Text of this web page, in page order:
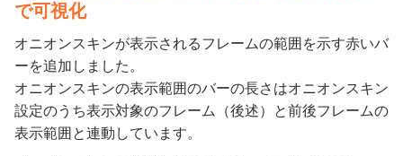
で可視化
オニオンスキンが表示されるフレームの範囲を示す赤いバ
ーを追加しました。
オニオンスキンの表示範囲のバーの長さはオニオンスキン
設定のうち表示対象のフレーム（後述）と前後フレームの
表示範囲と連動しています。